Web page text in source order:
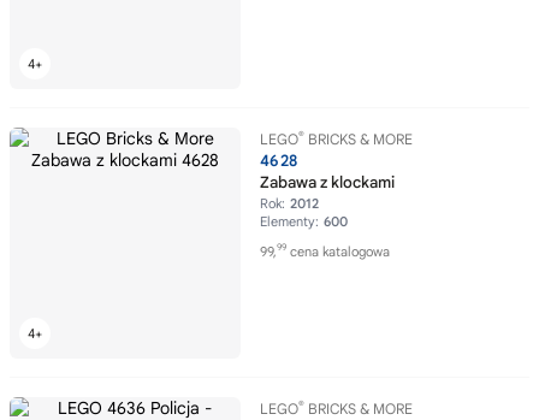
LEGO® BRICKS & MORE
4628
Zabawa z klockami
Rok: 2012
Elementy: 600
99,99 cena katalogowa
LEGO® BRICKS & MORE